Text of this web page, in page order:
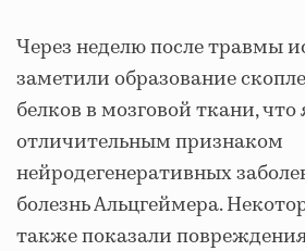
Через неделю после травмы
заметили образование
белков в мозговой ткани, что
отличительным признаком
нейродегенеративных
болезнь Альцгеймера.
также показали